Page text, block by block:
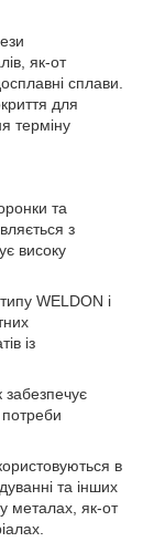
як-от
сплави.
для
терміну
та
з
високу
WELDON і
із
забезпечує
потреби
в
та інших
металах, як-от